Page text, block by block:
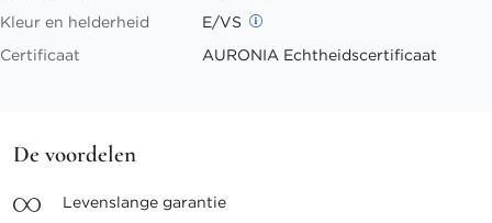
Kleur en helderheid
E/VS
Certificaat
AURONIA Echtheidscertificaat
De voordelen
Levenslange garantie